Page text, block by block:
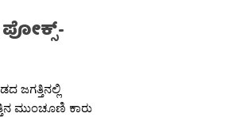
ಪೋಕ್ಸ್-
ಜಗತ್ತಿನಲ್ಲಿ
ಮುಂಚೂಣಿ ಕಾರು